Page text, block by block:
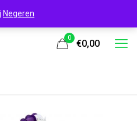
0
€0,00
Negeren